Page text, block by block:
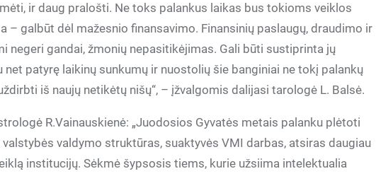
ir daug pralošti. Ne toks palankus laikas bus tokioms veiklos
– galbūt dėl mažesnio finansavimo. Finansinių paslaugų, draudimo ir
negeri gandai, žmonių nepasitikėjimas. Gali būti sustiprinta jų
net patyrę laikinų sunkumų ir nuostolių šie banginiai ne tokį palankų
iš naujų netikėtų nišų“, – įžvalgomis dalijasi tarologė L. Balsė.
R.Vainauskienė: „Juodosios Gyvatės metais palanku plėtoti
valdymo struktūras, suaktyvės VMI darbas, atsiras daugiau
institucijų. Sėkmė šypsosis tiems, kurie užsiima intelektualia